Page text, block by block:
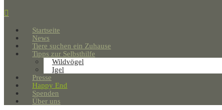
Startseite
News
Tiere suchen ein Zuhause
Tipps zur Selbsthilfe
Wildvögel
Igel
Presse
Happy End
Spenden
Über uns